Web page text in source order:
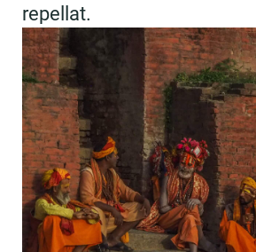
repellat.